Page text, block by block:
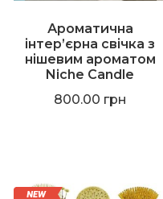
Ароматична
інтер’єрна свічка з
нішевим ароматом
Niche Candle
800.00 грн